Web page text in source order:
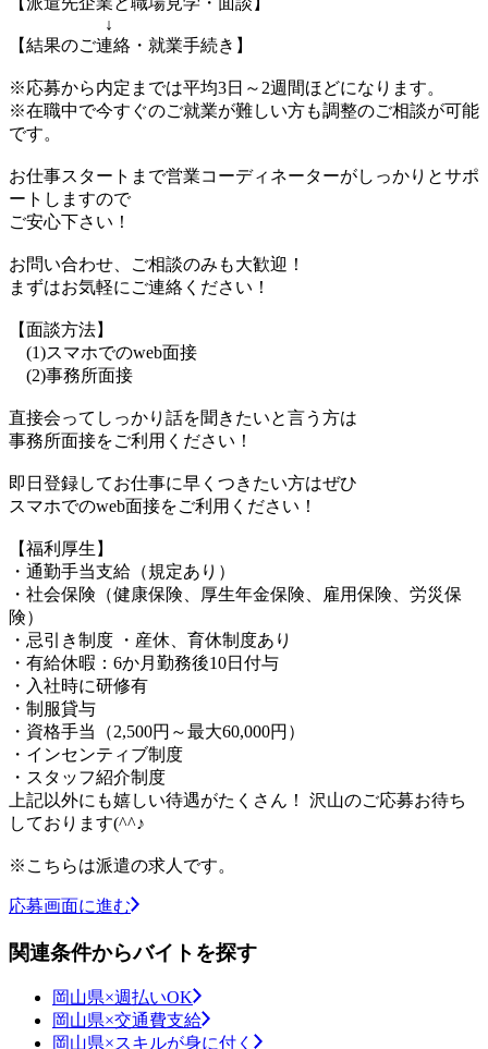
↓
【結果のご連絡・就業手続き】
※応募から内定までは平均3日～2週間ほどになります。
※在職中で今すぐのご就業が難しい方も調整のご相談が可能
です。
お仕事スタートまで営業コーディネーターがしっかりとサポ
ートしますので
ご安心下さい！
お問い合わせ、ご相談のみも大歓迎！
まずはお気軽にご連絡ください！
【面談方法】
(1)スマホでのweb面接
(2)事務所面接
直接会ってしっかり話を聞きたいと言う方は
事務所面接をご利用ください！
即日登録してお仕事に早くつきたい方はぜひ
スマホでのweb面接をご利用ください！
【福利厚生】
・通勤手当支給（規定あり）
・社会保険（健康保険、厚生年金保険、雇用保険、労災保
険）
・忌引き制度 ・産休、育休制度あり
・有給休暇：6か月勤務後10日付与
・入社時に研修有
・制服貸与
・資格手当（2,500円～最大60,000円）
・インセンティブ制度
・スタッフ紹介制度
上記以外にも嬉しい待遇がたくさん！ 沢山のご応募お待ち
しております(^^♪
※こちらは派遣の求人です。
応募画面に進む
関連条件からバイトを探す
岡山県×週払いOK
岡山県×交通費支給
岡山県×スキルが身に付く